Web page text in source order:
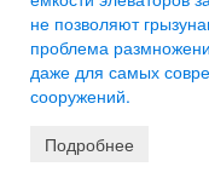
не позволяют
проблема
даже для самых
сооружений.
Подробнее